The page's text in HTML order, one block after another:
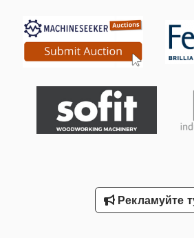
вузькі продукти: Ідеально підходить
труби, планки, металеві профілі,
Формування пакунків: Для об'єднання
одиниць у один пакет — наприклад,
традиційному палетному пакуванні,
захист від вологи, бруду та пошкоджень
транспортування. Машина готова до
Вартість транспортування не входить
220V, 0,37 кВт Максимальна висота
(залежно від ширини продукту) Вага
Рекламуйте